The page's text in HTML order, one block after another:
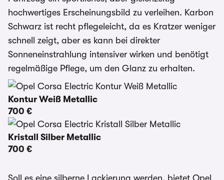
hochwertiges Erscheinungsbild zu verleihen. Karbon
Schwarz ist recht pflegeleicht, da es Kratzer weniger
schnell zeigt, aber es kann bei direkter
Sonneneinstrahlung intensiver wirken und benötigt
regelmäßige Pflege, um den Glanz zu erhalten.
Kontur Weiß Metallic
700 €
Kristall Silber Metallic
700 €
Soll es eine silberne Lackierung werden, bietet Opel